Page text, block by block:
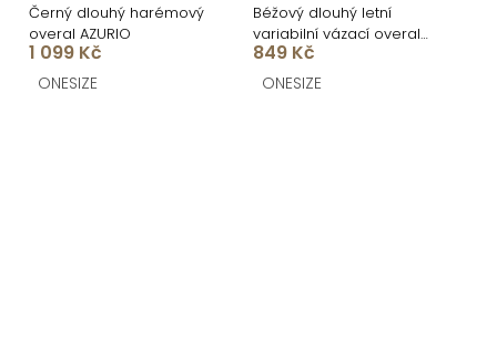
Černý dlouhý harémový
overal AZURIO
1 099 Kč
ONESIZE
Béžový dlouhý letní
variabilní vázací overal
ARVIAN
849 Kč
ONESIZE